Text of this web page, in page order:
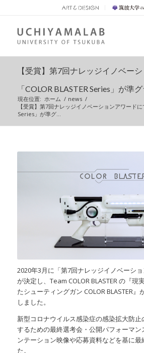
【受賞】第7回ナレッジイノベー
「COLOR BLASTER Series」が準
現在位置: ホーム / news /
【受賞】第7回ナレッジイノベーションアワード
Series」が準グ...
2020年3月に「第7回ナレッジイノベーシ
が決定し、Team COLOR BLASTER の『現
たシューティングガン COLOR BLASTER
しました。
新型コロナウイルス感染症の感染拡大防
するための最終選考会・公開パフォーマ
ンテーション映像や応募資料などを基に最
た。